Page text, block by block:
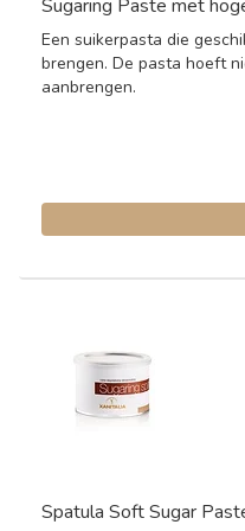
Sugaring Paste met
Een suikerpasta die
brengen. De pasta hoeft
aanbrengen.
Spatula Soft Sugar